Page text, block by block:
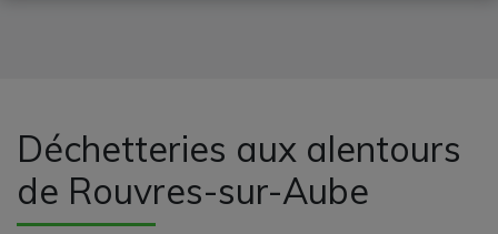
Déchetteries aux alentours
de Rouvres-sur-Aube